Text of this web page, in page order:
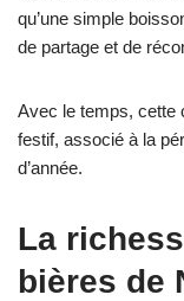
qu’une simple
de partage et de
Avec le temps, cette
festif, associé à la
d’année.
La
bières de